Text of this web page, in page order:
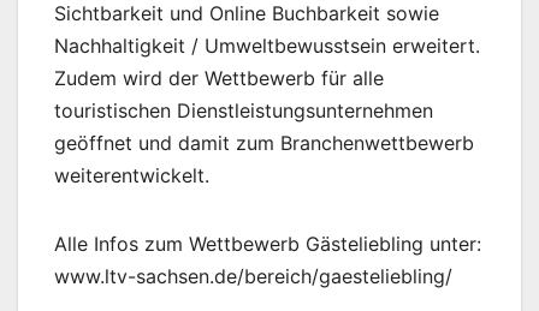
Sichtbarkeit und Online Buchbarkeit sowie
Nachhaltigkeit / Umweltbewusstsein erweitert.
Zudem wird der Wettbewerb für alle
touristischen Dienstleistungsunternehmen
geöffnet und damit zum Branchenwettbewerb
weiterentwickelt.
Alle Infos zum Wettbewerb Gästeliebling unter:
www.ltv-sachsen.de/bereich/gaesteliebling/